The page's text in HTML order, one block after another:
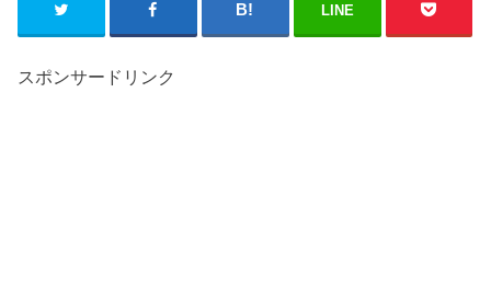
LINE
スポンサードリンク